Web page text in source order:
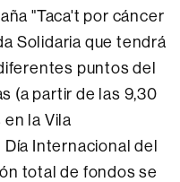
"Taca't por cáncer
Solidaria que tendrá
puntos del
(a partir de las 9,30
en la Vila
Internacional del
total de fondos se